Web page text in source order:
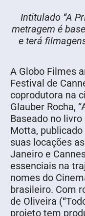
Intitulado “A
metragem é
e terá
A Globo Filmes
Festival de
coprodutora na
Glauber Rocha,
Baseado no
Motta,
suas locações
Janeiro e
essenciais na
nomes do
brasileiro. Com
de Oliveira
projeto tem